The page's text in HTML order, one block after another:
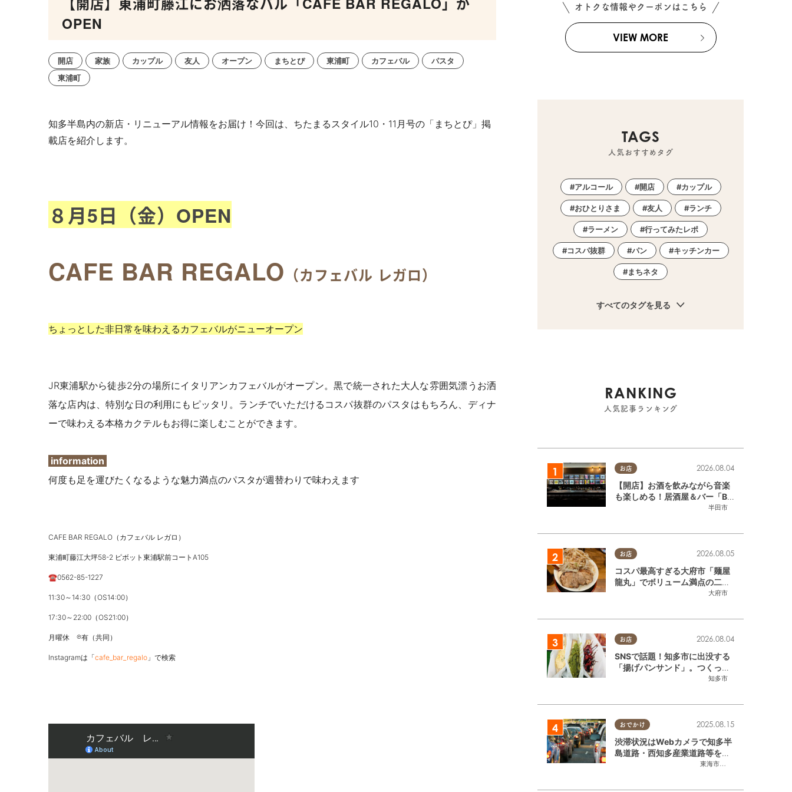
OPEN
開店 家族 カップル 友人 オープン まちとぴ 東浦町 カフェバル
パスタ
東浦町
知多半島内の新店・リニューアル情報をお届け！今回は、ちたまるスタイル10・11月号の「まちとぴ」掲
載店を紹介します。
８月5日（金）OPEN
CAFE BAR REGALO （カフェバル レガロ）
ちょっとした非日常を味わえるカフェバルがニューオープン
JR東浦駅から徒歩2分の場所にイタリアンカフェバルがオープン。黒で統一された大人な雰囲気漂うお洒
落な店内は、特別な日の利用にもピッタリ。ランチでいただけるコスパ抜群のパスタはもちろん、ディナ
ーで味わえる本格カクテルもお得に楽しむことができます。
information
何度も足を運びたくなるような魅力満点のパスタが週替わりで味わえます
CAFE BAR REGALO（カフェバル レガロ）
東浦町藤江大坪58-2 ピボット東浦駅前コートA105
☎0562-85-1227
11:30～14:30（OS14:00）
17:30～22:00（OS21:00）
月曜休 ℗有（共同）
Instagramは「cafe_bar_regalo 」で検索
オトクな情報やクーポンはこちら
VIEW MORE
TAGS
人気おすすめタグ
アルコール 開店 カップル
おひとりさま 友人 ランチ
ラーメン 行ってみたレポ
コスパ抜群 パン キッチンカー
まちネタ
すべてのタグを見る
RANKING
人気記事ランキング
お店
半田市
2026.08.04
【開店】お酒を飲みながら音楽
も楽しめる！居酒屋＆バー「BL
OOMY（ブルーミー）」が7/3
お店
大府市
2026.08.05
コスパ最高すぎる大府市「麺屋
龍丸」でボリューム満点の二郎
系ラーメンを堪能してきた
お店
知多市
2026.08.04
SNSで話題！知多市に出没する
「揚げパンサンド」。つくって
いるのはお祭りお兄さん!?【ち
おでかけ
東海市
,大府市
2025.08.15
渋滞状況はWebカメラで知多半
島道路・西知多産業道路等をチ